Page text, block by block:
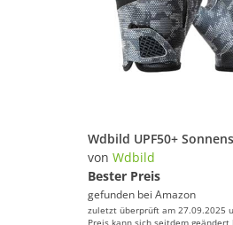
von Wdbild
Bester Preis
gefunden bei Amazon
zuletzt überprüft am 27.09.2025
Preis kann sich seitdem geändert